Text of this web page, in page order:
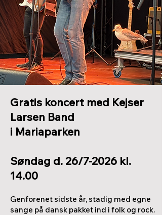
Gratis koncert med Kejser
Larsen Band
i Mariaparken
Søndag d. 26/7-2026 kl.
14.00
Genforenet sidste år, stadig med egne
sange på dansk pakket ind i folk og rock.